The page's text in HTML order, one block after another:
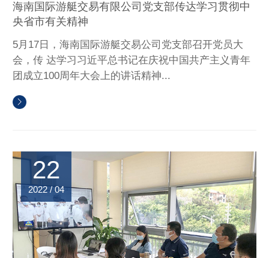
海南国际游艇交易有限公司党支部传达学习贯彻中
央省市有关精神
5月17日，海南国际游艇交易公司党支部召开党员大
会，传 达学习习近平总书记在庆祝中国共产主义青年
团成立100周年大会上的讲话精神...
22
2022 / 04